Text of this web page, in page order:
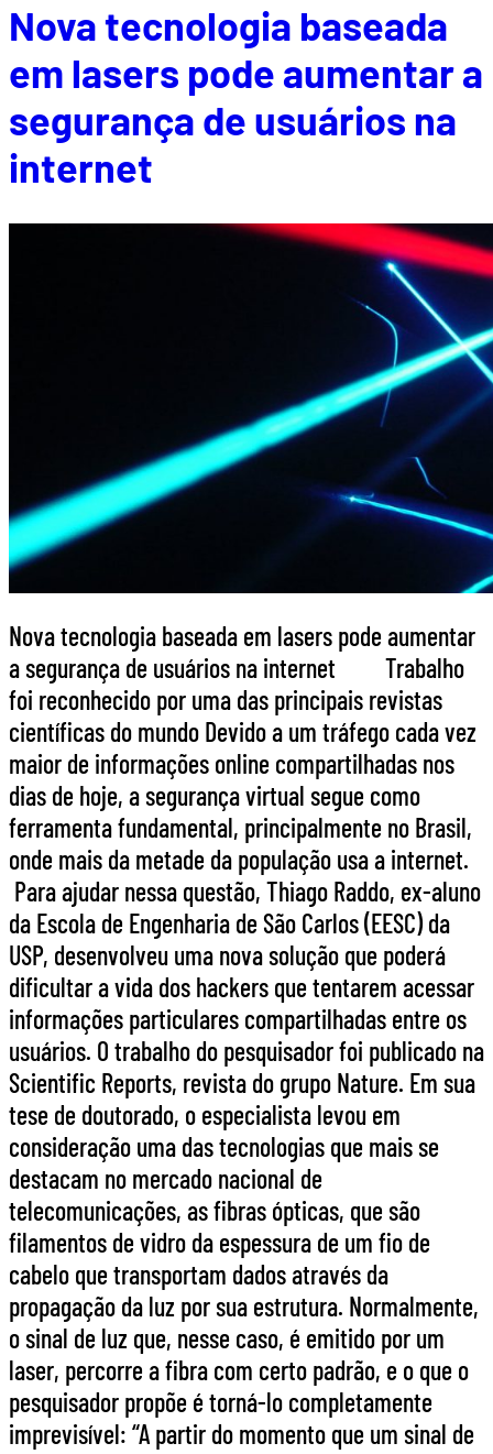
Nova tecnologia baseada
em lasers pode aumentar a
segurança de usuários na
internet
Nova tecnologia baseada em lasers pode aumentar
a segurança de usuários na internet Trabalho
foi reconhecido por uma das principais revistas
científicas do mundo Devido a um tráfego cada vez
maior de informações online compartilhadas nos
dias de hoje, a segurança virtual segue como
ferramenta fundamental, principalmente no Brasil,
onde mais da metade da população usa a internet.
Para ajudar nessa questão, Thiago Raddo, ex-aluno
da Escola de Engenharia de São Carlos (EESC) da
USP, desenvolveu uma nova solução que poderá
dificultar a vida dos hackers que tentarem acessar
informações particulares compartilhadas entre os
usuários. O trabalho do pesquisador foi publicado na
Scientific Reports, revista do grupo Nature. Em sua
tese de doutorado, o especialista levou em
consideração uma das tecnologias que mais se
destacam no mercado nacional de
telecomunicações, as fibras ópticas, que são
filamentos de vidro da espessura de um fio de
cabelo que transportam dados através da
propagação da luz por sua estrutura. Normalmente,
o sinal de luz que, nesse caso, é emitido por um
laser, percorre a fibra com certo padrão, e o que o
pesquisador propõe é torná-lo completamente
imprevisível: “A partir do momento que um sinal de